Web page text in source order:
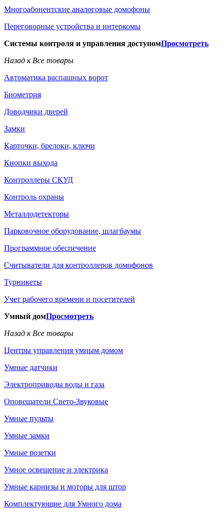
Многоабонентские аналоговые домофоны
Переговорные устройства и интеркомы
Системы контроля и управления доступомПросмотреть
Назад к Все товары
Автоматика распашных ворот
Биометрия
Доводчики дверей
Замки
Карточки, брелоки, ключи
Кнопки выхода
Контроллеры СКУД
Контроль охраны
Металлодетекторы
Парковочное оборудование, шлагбаумы
Программное обеспечение
Считыватели для контроллеров домофонов
Турникеты
Учет рабочего времени и посетителей
Умный домПросмотреть
Назад к Все товары
Центры управления умным домом
Умные датчики
Электроприводы воды и газа
Оповещатели Свето-Звуковые
Умные пульты
Умные замки
Умные розетки
Умное освещение и электрика
Умные карнизы и моторы для штор
Комплектующие для Умного дома